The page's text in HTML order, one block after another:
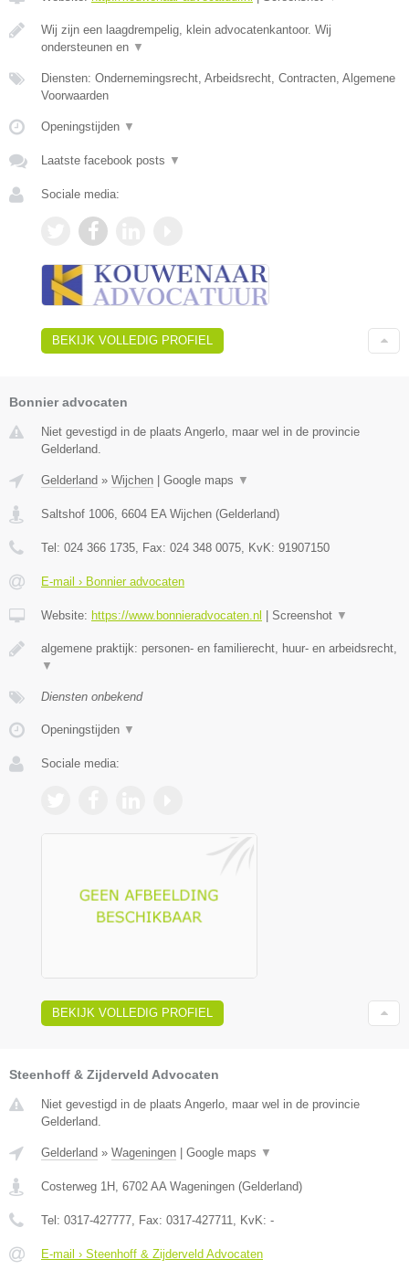
Wij zijn een laagdrempelig, klein advocatenkantoor. Wij
ondersteunen en ▼
Diensten: Ondernemingsrecht, Arbeidsrecht, Contracten, Algemene
Voorwaarden
Openingstijden ▼
Laatste facebook posts ▼
Sociale media:
BEKIJK VOLLEDIG PROFIEL
Bonnier advocaten
Niet gevestigd in de plaats Angerlo, maar wel in de provincie
Gelderland.
Gelderland » Wijchen Google maps ▼
Saltshof 1006, 6604 EA Wijchen (Gelderland)
Tel: 024 366 1735, Fax: 024 348 0075, KvK: 91907150
E-mail › Bonnier advocaten
Website: https://www.bonnieradvocaten.nl Screenshot ▼
algemene praktijk: personen- en familierecht, huur- en arbeidsrecht,
▼
Diensten onbekend
Openingstijden ▼
Sociale media:
BEKIJK VOLLEDIG PROFIEL
Steenhoff & Zijderveld Advocaten
Niet gevestigd in de plaats Angerlo, maar wel in de provincie
Gelderland.
Gelderland » Wageningen | Google maps ▼
Costerweg 1H 6702 AA Wageningen (Gelderland)
Tel: 0317-427777 , Fax: 0317-427711 , KvK: -
E-mail › Steenhoff & Zijderveld Advocaten